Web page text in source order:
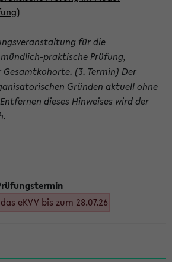
für die
praktische Prüfung,
(3. Termin) Der
Gründen aktuell ohne
dieses Hinweises wird der
eKVV bis zum 28.07.26